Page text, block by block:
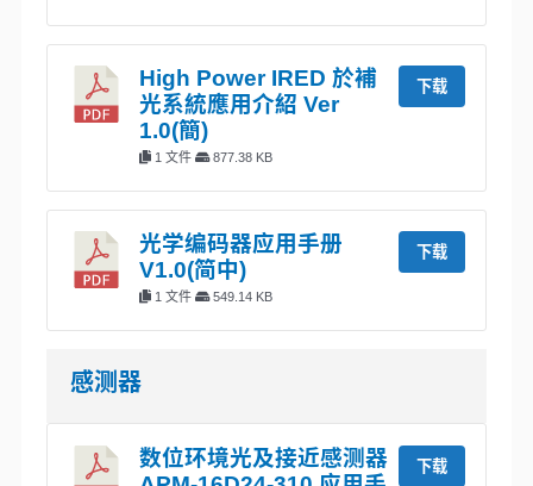
High Power IRED 於補
光系統應用介紹 Ver
1.0(簡)
1 文件 877.38 KB
下载
光学编码器应用手册
V1.0(简中)
1 文件 549.14 KB
下载
感测器
数位环境光及接近感测器
下载